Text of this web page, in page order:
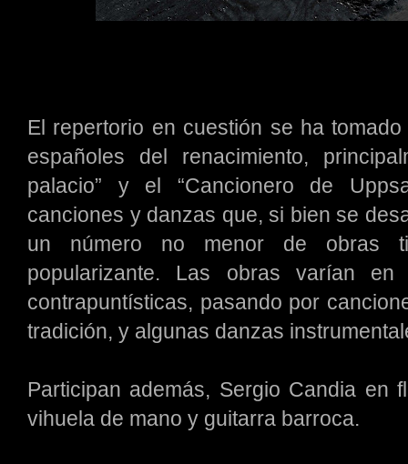
El repertorio en cuestión se ha
españoles del renacimiento,
palacio” y el “Cancionero de
canciones y danzas que, si bien se
un número no menor de obras
popularizante. Las obras varían en
contrapuntísticas, pasando por
tradición, y algunas danzas
Participan además, Sergio Candia en
vihuela de mano y guitarra barroca.